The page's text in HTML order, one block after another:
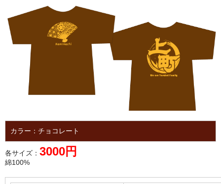
カラー：チョコレート
各サイズ： 3000円
綿100%